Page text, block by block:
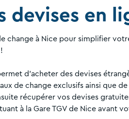
devises en
change à Nice pour simplifier
d'acheter des devises
de change exclusifs ainsi que de
récupérer vos devises
à la Gare TGV de Nice avant